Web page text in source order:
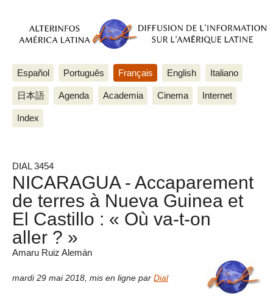
Español Português Français English Italiano
日本語 Agenda Academia Cinema Internet
Index
DIAL 3454
NICARAGUA - Accaparement
de terres à Nueva Guinea et
El Castillo : « Où va-t-on
aller ? »
Amaru Ruiz Alemán
mardi 29 mai 2018 mis en ligne par Dial